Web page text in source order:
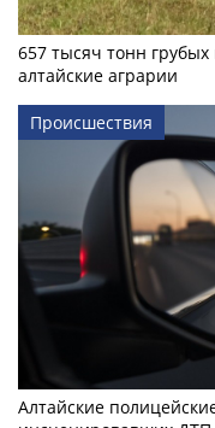
657 тысяч тонн
алтайские аграрии
Происшествия
Алтайские